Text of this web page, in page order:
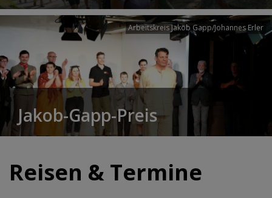
Arbeitskreis Jakob Gapp/Johannes Erler
Jakob-Gapp-Preis
Reisen & Termine